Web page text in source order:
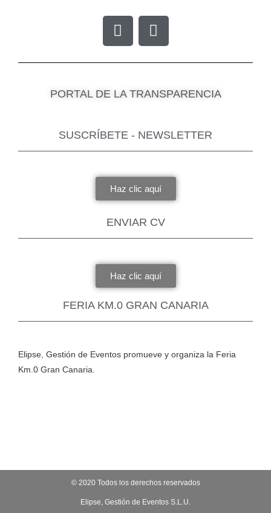
F
a
c
e
o
I
n
s
t
g
m
PORTAL DE LA TRANSPARENCIA
SUSCRÍBETE - NEWSLETTER
Haz clic aquí
ENVIAR CV
Haz clic aquí
FERIA KM.0 GRAN CANARIA
Elipse, Gestión de Eventos promueve y organiza la Feria
Km.0 Gran Canaria.
© 2020 Todos los derechos reservados
Elipse, Gestión de Eventos S.L.U.